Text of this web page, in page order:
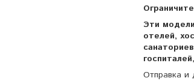
Эти
отелей,
Отправка и